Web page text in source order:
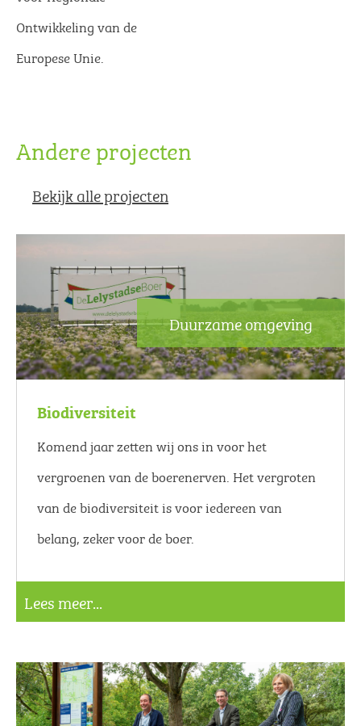
Ontwikkeling van de
Europese Unie.
Andere projecten
Bekijk alle projecten
Duurzame omgeving
Biodiversiteit
Komend jaar zetten wij ons in voor het
vergroenen van de boerenerven. Het vergroten
van de biodiversiteit is voor iedereen van
belang, zeker voor de boer.
Lees meer...